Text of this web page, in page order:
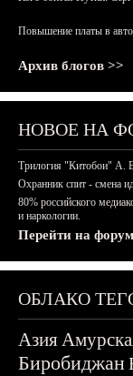
Повышение платы в
Архив блогов >>
НОВОЕ НА
Трилогия "Китобои" А.
Охранник спит - смена
80% российского
и наркологии.
Перейти на
ОБЛАКО
Азия
Биробиджан